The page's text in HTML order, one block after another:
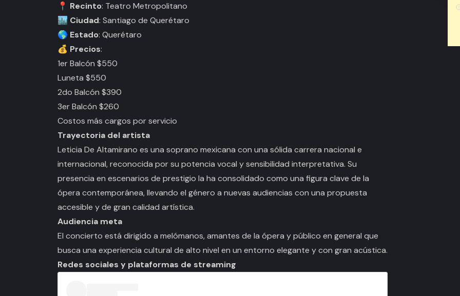
📍 Recinto: Teatro Metropolitano
🏙️ Ciudad: Santiago de Querétaro
🌎 Estado: Querétaro
💰 Precios:
1er Balcón $550
Luneta $550
2do Balcón $390
3er Balcón $260
Costos más cargos por servicio
Trayectoria del artista
Leticia De Altamirano es una soprano mexicana con una sólida carrera nacional e
internacional, reconocida por su potencia vocal y sensibilidad interpretativa. Su
presencia en escenarios de prestigio la ha consolidado como una figura clave de la
ópera contemporánea, llevando el género a nuevas audiencias con una propuesta
accesible y de gran calidad artística.
Audiencia meta
El concierto está dirigido a melómanos, amantes de la ópera y público en general que
busca una experiencia cultural de alto nivel en un entorno elegante y con gran acústica.
Redes sociales y plataformas de streaming